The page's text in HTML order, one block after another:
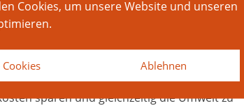
Cookies, um unsere Website und unseren
Ablehnen
bis zum Jahr 2030 80 Prozent erreichen. Die
ist der Kauf also durchaus sinnvoll und
vom öffentlichen Stromnetz deutlich
sparen und gleichzeitig die Umwelt zu